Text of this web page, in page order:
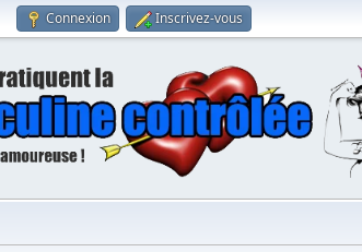
Connexion Inscrivez-vous